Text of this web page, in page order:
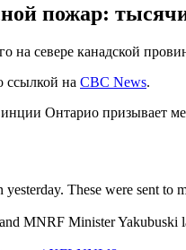
пожар:
на севере канадской
ссылкой на CBC News.
Онтарио призывает
These were sent to
MNRF Minister Yakubuski